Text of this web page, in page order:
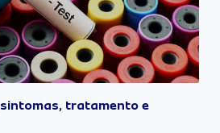
tratamento e